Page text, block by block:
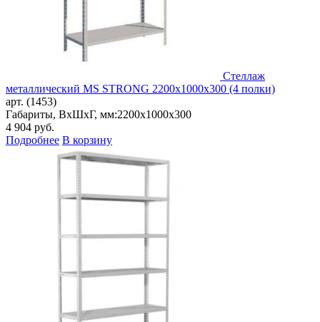
Стеллаж
металлический MS STRONG 2200x1000x300 (4 полки)
арт. (1453)
Габариты, ВxШxГ, мм:2200x1000x300
4 904 руб.
Подробнее В корзину